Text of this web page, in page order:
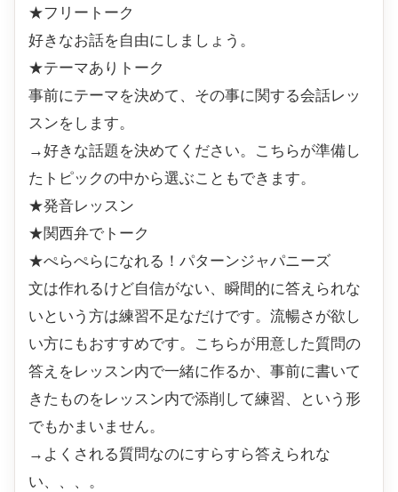
★フリートーク
好きなお話を自由にしましょう。
★テーマありトーク
事前にテーマを決めて、その事に関する会話レッ
スンをします。
→好きな話題を決めてください。こちらが準備し
たトピックの中から選ぶこともできます。
★発音レッスン
★関西弁でトーク
★ぺらぺらになれる！パターンジャパニーズ
文は作れるけど自信がない、瞬間的に答えられな
いという方は練習不足なだけです。流暢さが欲し
い方にもおすすめです。こちらが用意した質問の
答えをレッスン内で一緒に作るか、事前に書いて
きたものをレッスン内で添削して練習、という形
でもかまいません。
→よくされる質問なのにすらすら答えられな
い、、、。